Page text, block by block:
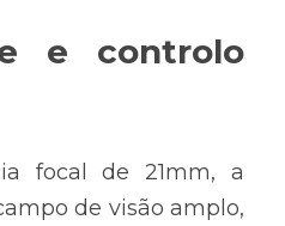
e controlo
focal de 21mm, a
de visão amplo,